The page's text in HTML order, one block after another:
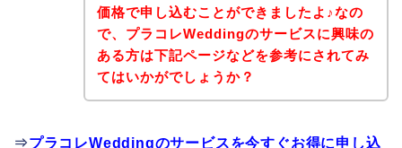
価格で申し込むことができましたよ♪なの
で、プラコレWeddingのサービスに興味の
ある方は下記ページなどを参考にされてみ
てはいかがでしょうか？
⇒プラコレWeddingのサービスを今すぐお得に申し込